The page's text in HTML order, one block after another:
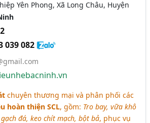
Yên Phong, Xã Long Châu, Huyện
039 082
chuyên thương mại và phân phối các
hoàn thiện SCL, gồm: Tro bay, vữa khô
đá, keo chít mạch, bột bả, phục vụ